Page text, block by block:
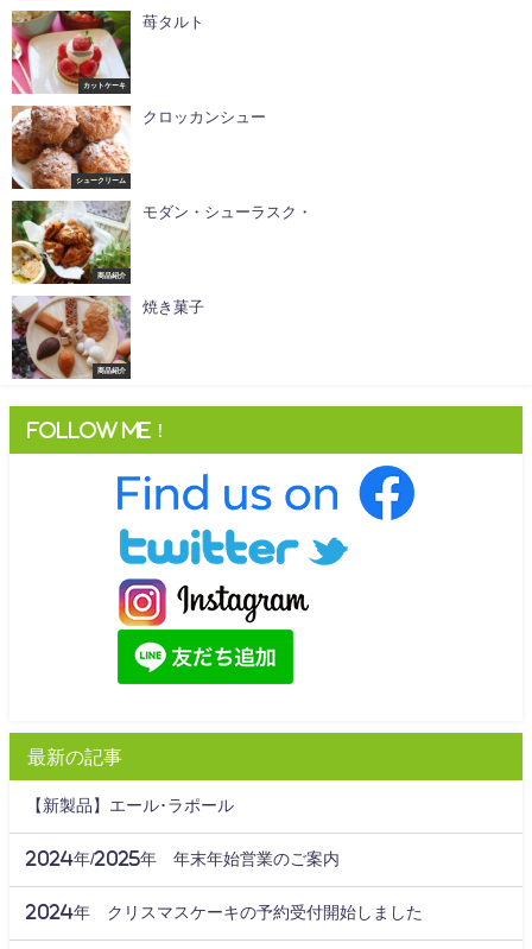
カットケーキ
苺タルト
シュークリーム
クロッカンシュー
商品紹介
モダン・シューラスク・
商品紹介
焼き菓子
Follow me！
最新の記事
【新製品】エール･ラポール
2024年/2025年 年末年始営業のご案内
2024年 クリスマスケーキの予約受付開始しました